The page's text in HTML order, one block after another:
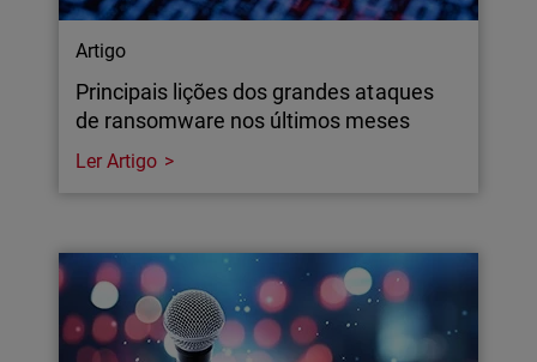
Artigo
Principais lições dos grandes ataques
de ransomware nos últimos meses
Ler Artigo